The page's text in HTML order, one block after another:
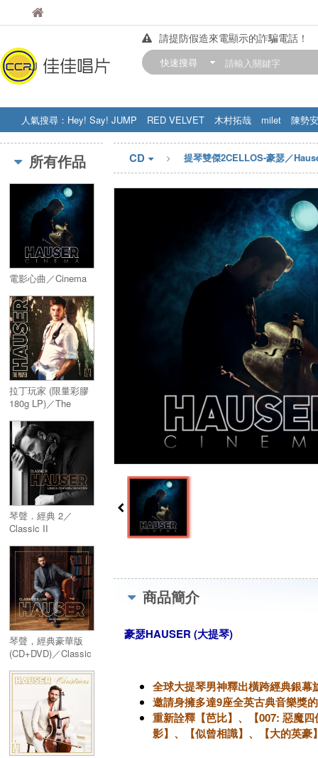
佳佳唱片
請提防假造來電顯示的詐騙電話！
【中華門市營業時間調整公告】
快速搜尋
人氣搜尋： Hey! Say! JUMP RED VELVET 木村拓哉 milet
陳勢安
STRAY KIDS
盧廣仲 周杰伦
所有作品
電影心曲／Cinema
拉丁玩家 (限量彩膠
180g LP)／The
180g LP)
琴聲．經典 2／
Classic II
琴聲，經典豪華版
(CD+DVD)／Classic
CD 提琴雙傑2CELLOS-豪瑟／
商品簡介
豪瑟HAUSER (大提琴)
全球大提琴男神釋出橫跨經典銀幕
邀請身擁多達9座全英古典音樂獎
重新詮釋【芭比】、【007: 惡魔
影】、【似曾相識】、【大的英豪